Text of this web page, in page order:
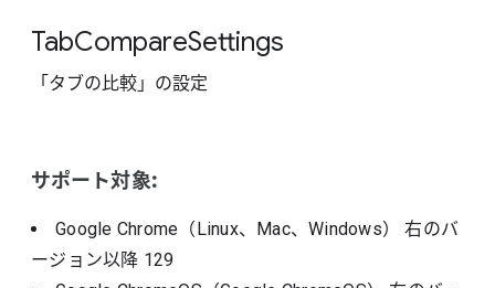
TabCompareSettings
「タブの比較」の設定
サポート対象:
Google Chrome（Linux、Mac、Windows）右のバ
ージョン以降 129